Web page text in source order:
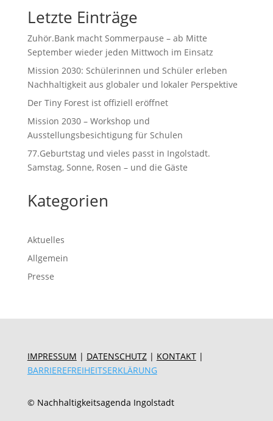
Letzte Einträge
Zuhör.Bank macht Sommerpause – ab Mitte
September wieder jeden Mittwoch im Einsatz
Mission 2030: Schülerinnen und Schüler erleben
Nachhaltigkeit aus globaler und lokaler Perspektive
Der Tiny Forest ist offiziell eröffnet
Mission 2030 – Workshop und
Ausstellungsbesichtigung für Schulen
77.Geburtstag und vieles passt in Ingolstadt.
Samstag, Sonne, Rosen – und die Gäste
Kategorien
Aktuelles
Allgemein
Presse
IMPRESSUM | DATENSCHUTZ| KONTAKT |
BARRIEREFREIHEITSERKLÄRUNG
© Nachhaltigkeitsagenda Ingolstadt